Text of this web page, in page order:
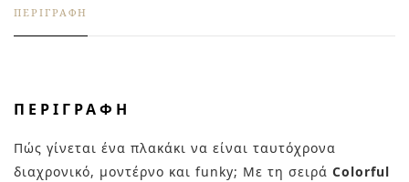
ΠΕΡΙΓΡΑΦΉ
ΠΕΡΙΓΡΑΦΉ
Πώς γίνεται ένα πλακάκι να είναι ταυτόχρονα
διαχρονικό, μοντέρνο και funky; Με τη σειρά Colorful